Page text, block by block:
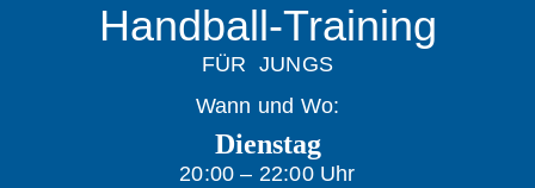
Handball-Training
FÜR JUNGS
Wann und Wo:
Dienstag
20:00 – 22:00 Uhr